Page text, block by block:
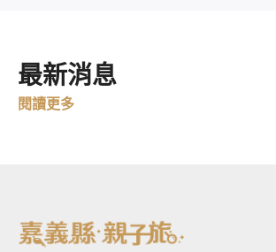
最新消息
閱讀更多